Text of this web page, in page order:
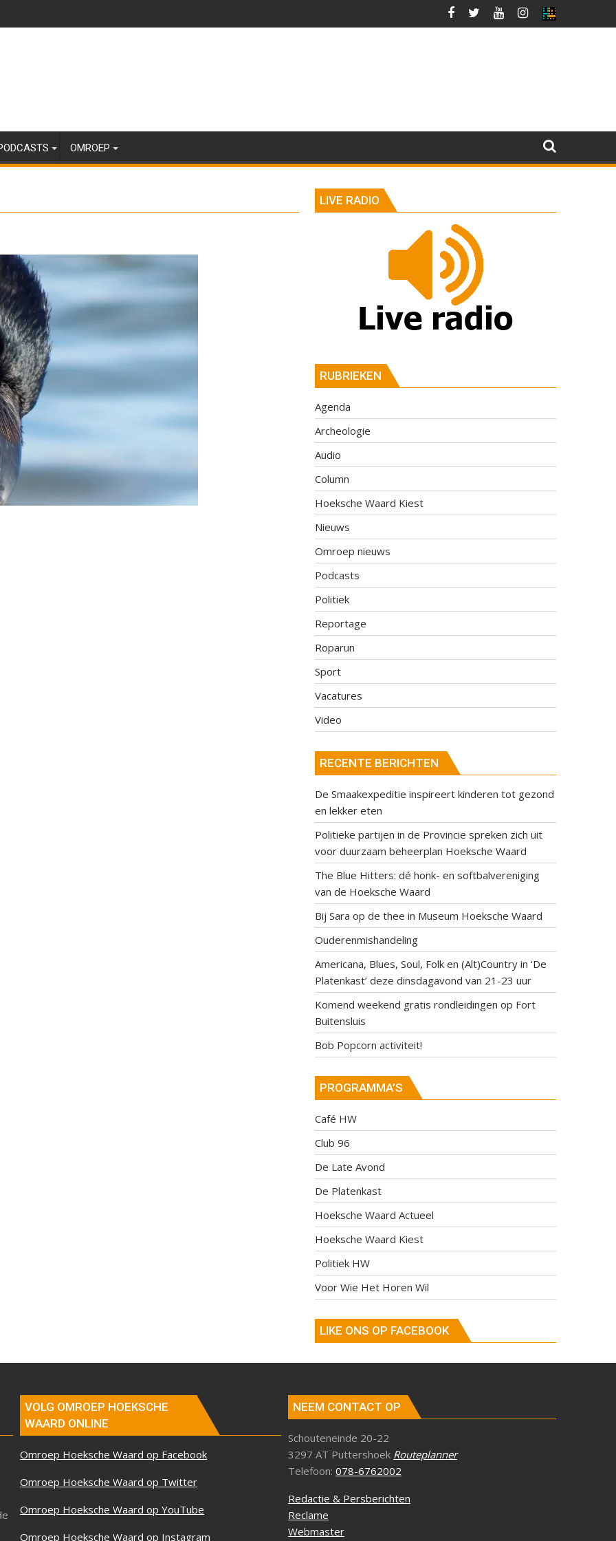
OMROEP
LIVE RADIO
RUBRIEKEN
Agenda
Archeologie
Audio
Column
Hoeksche Waard Kiest
Nieuws
Omroep nieuws
Podcasts
Politiek
Reportage
Roparun
Sport
Vacatures
Video
RECENTE BERICHTEN
De Smaakexpeditie inspireert kinderen tot gezond
en lekker eten
Politieke partijen in de Provincie spreken zich uit
voor duurzaam beheerplan Hoeksche Waard
The Blue Hitters: dé honk- en softbalvereniging
van de Hoeksche Waard
Bij Sara op de thee in Museum Hoeksche Waard
Ouderenmishandeling
Americana, Blues, Soul, Folk en (Alt)Country in ‘De
Platenkast’ deze dinsdagavond van 21-23 uur
Komend weekend gratis rondleidingen op Fort
Buitensluis
Bob Popcorn activiteit!
PROGRAMMA’S
Café HW
Club 96
De Late Avond
De Platenkast
Hoeksche Waard Actueel
Hoeksche Waard Kiest
Politiek HW
Voor Wie Het Horen Wil
LIKE ONS OP FACEBOOK
VOLG OMROEP HOEKSCHE
WAARD ONLINE
Omroep Hoeksche Waard op Facebook
Omroep Hoeksche Waard op Twitter
Omroep Hoeksche Waard op YouTube
Omroep Hoeksche Waard op Instagram
NEEM CONTACT OP
Schouteneinde 20-22
3297 AT Puttershoek Routeplanner
Telefoon: 078-6762002
Redactie & Persberichten
Reclame
Webmaster